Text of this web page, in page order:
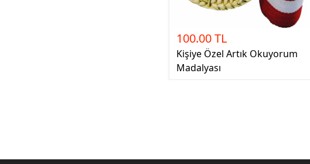
100.00 TL
Kişiye Özel Artık Okuyorum
Madalyası